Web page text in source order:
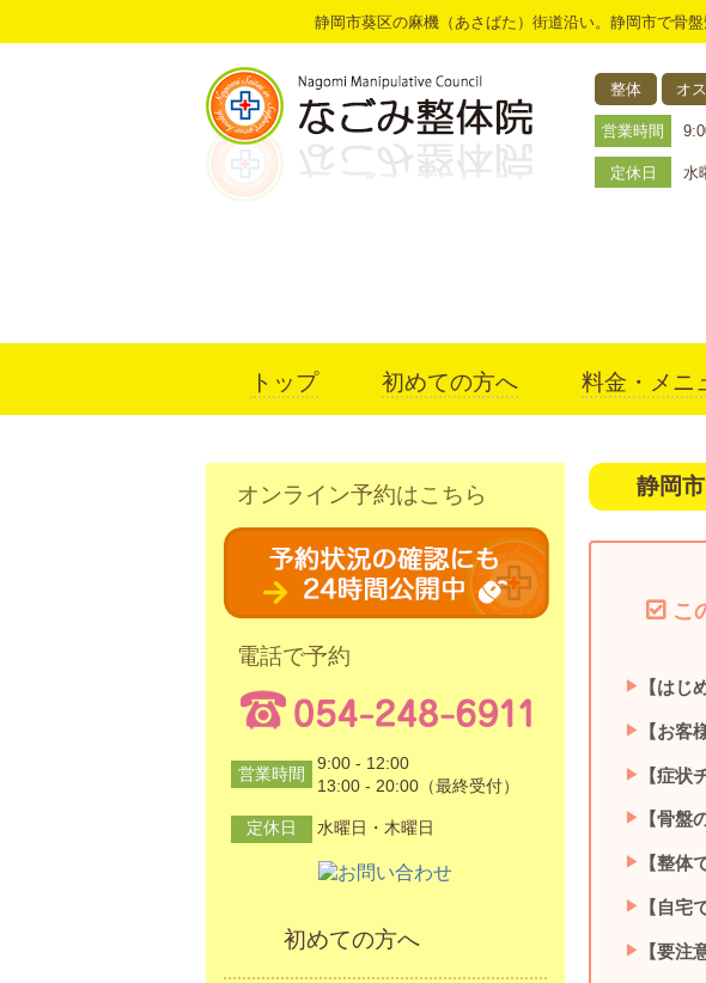
静岡市葵区の麻機（あさばた）街道沿い。静岡市で骨
整体 オ
営業時間
定休日 水
トップ 初めての方へ 料金・メニ
静岡
こ
【はじ
【お客
【症状
【骨盤
【整体
【自
【要注
オンライン予約はこちら
電話で予約
営業時間
9:00 - 12:00
13:00 - 20:00（最終受付）
定休日 水曜日・木曜日
初めての方へ